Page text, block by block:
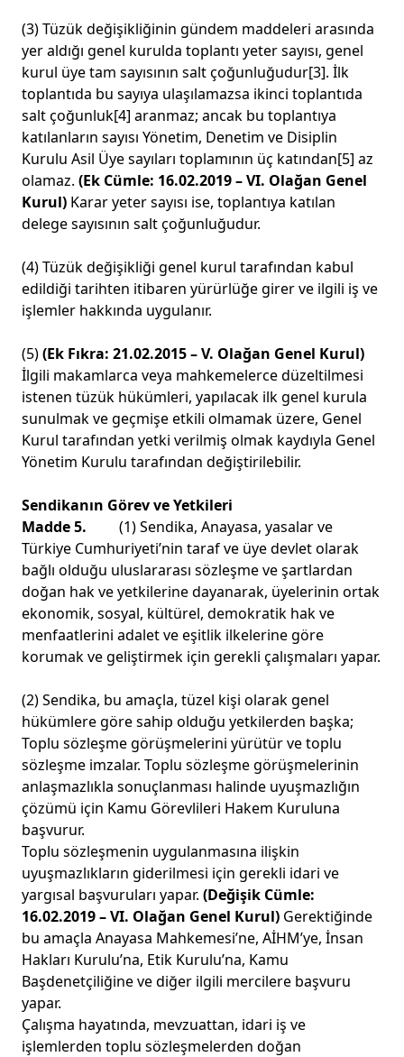
(3) Tüzük değişikliğinin gündem maddeleri arasında
yer aldığı genel kurulda toplantı yeter sayısı, genel
kurul üye tam sayısının salt çoğunluğudur[3]. İlk
toplantıda bu sayıya ulaşılamazsa ikinci toplantıda
salt çoğunluk[4] aranmaz; ancak bu toplantıya
katılanların sayısı Yönetim, Denetim ve Disiplin
Kurulu Asil Üye sayıları toplamının üç katından[5] az
olamaz. (Ek Cümle: 16.02.2019 – VI. Olağan Genel
Kurul) Karar yeter sayısı ise, toplantıya katılan
delege sayısının salt çoğunluğudur.
(4) Tüzük değişikliği genel kurul tarafından kabul
edildiği tarihten itibaren yürürlüğe girer ve ilgili iş ve
işlemler hakkında uygulanır.
(5)(Ek Fıkra: 21.02.2015 – V. Olağan Genel Kurul)
İlgili makamlarca veya mahkemelerce düzeltilmesi
istenen tüzük hükümleri, yapılacak ilk genel kurula
sunulmak ve geçmişe etkili olmamak üzere, Genel
Kurul tarafından yetki verilmiş olmak kaydıyla Genel
Yönetim Kurulu tarafından değiştirilebilir.
Sendikanın Görev ve Yetkileri
Madde 5. (1) Sendika, Anayasa, yasalar ve
Türkiye Cumhuriyeti’nin taraf ve üye devlet olarak
bağlı olduğu uluslararası sözleşme ve şartlardan
doğan hak ve yetkilerine dayanarak, üyelerinin ortak
ekonomik, sosyal, kültürel, demokratik hak ve
menfaatlerini adalet ve eşitlik ilkelerine göre
korumak ve geliştirmek için gerekli çalışmaları yapar.
(2) Sendika, bu amaçla, tüzel kişi olarak genel
hükümlere göre sahip olduğu yetkilerden başka;
Toplu sözleşme görüşmelerini yürütür ve toplu
sözleşme imzalar. Toplu sözleşme görüşmelerinin
anlaşmazlıkla sonuçlanması halinde uyuşmazlığın
çözümü için Kamu Görevlileri Hakem Kuruluna
başvurur.
Toplu sözleşmenin uygulanmasına ilişkin
uyuşmazlıkların giderilmesi için gerekli idari ve
yargısal başvuruları yapar. (Değişik Cümle:
16.02.2019 – VI. Olağan Genel Kurul) Gerektiğinde
bu amaçla Anayasa Mahkemesi’ne, AİHM’ye, İnsan
Hakları Kurulu’na, Etik Kurulu’na, Kamu
Başdenetçiliğine ve diğer ilgili mercilere başvuru
yapar.
Çalışma hayatında, mevzuattan, idari iş ve
işlemlerden toplu sözleşmelerden doğan